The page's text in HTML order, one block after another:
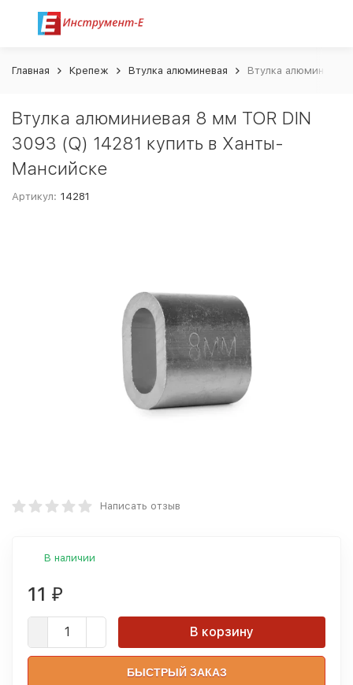
Главная Крепеж Втулка алюминевая Втулка
Втулка алюминиевая 8 мм TOR DIN
3093 (Q) 14281 купить в Ханты-
Мансийске
Артикул: 14281
Написать отзыв
В наличии
11 ₽
В корзину
БЫСТРЫЙ ЗАКАЗ